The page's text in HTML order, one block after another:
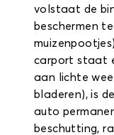
volstaat de
beschermen
carport staat
aan lichte
bladeren), is
auto
beschutting,